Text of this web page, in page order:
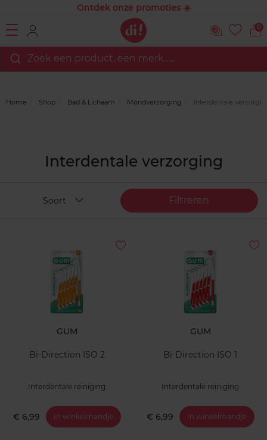
Ontdek onze promoties ☀️
0
Zoek een product, een merk…...
Home Shop Bad & Lichaam Mondverzorging Interdentale
Interdentale verzorging
Filtreren
Soort
GUM
Bi-Direction ISO 2
Interdentale reiniging
€ 6,99 In winkelmandje
GUM
Bi-Direction ISO 1
Interdentale reiniging
€ 6,99 In winkelmandje